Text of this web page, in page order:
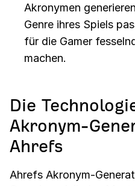
Akronymen
Genre ihres Spiels
für die Gamer
machen.
Die
Akronym-
Ahrefs
Ahrefs Akronym-